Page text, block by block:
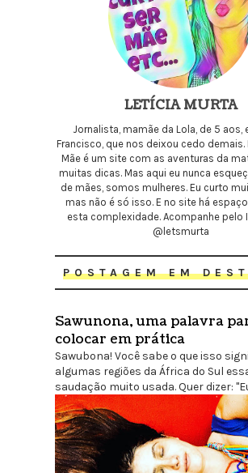
LETÍCIA MURTA
Jornalista, mamãe da Lola, de 5 aos,
Francisco, que nos deixou cedo demais.
Mãe é um site com as aventuras da
muitas dicas. Mas aqui eu nunca
de mães, somos mulheres. Eu curto
mas não é só isso. E no site há
esta complexidade. Acompanhe pelo
@letsmurta
POSTAGEM EM
Sawunona, uma palavra
colocar em prática
Sawubona! Você sabe o que isso
algumas regiões da África do Sul
saudação muito usada. Quer dizer: